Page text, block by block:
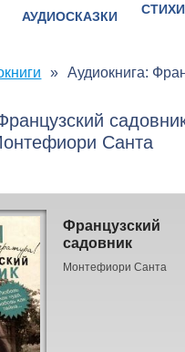
АУДИОСКАЗКИ
СТИХИ
Аудиокнига:
Санта
Французский
садовник
Монтефиори Санта